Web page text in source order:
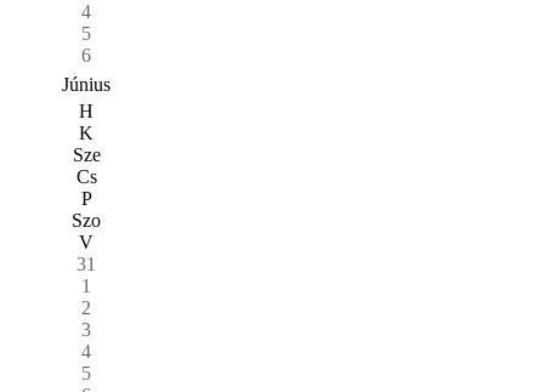
4
5
6
Június
H
K
Sze
Cs
P
Szo
V
31
1
2
3
4
5